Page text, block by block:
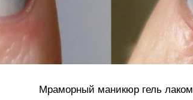
Мраморный маникюр гель лаком